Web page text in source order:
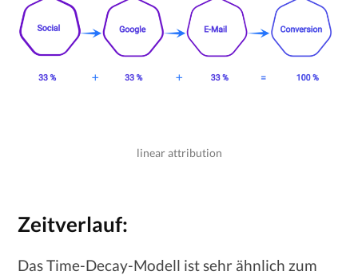
linear attribution
Zeitverlauf:
Das Time-Decay-Modell ist sehr ähnlich zum